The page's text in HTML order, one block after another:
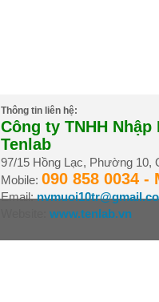
Thông tin liên hệ:
Công ty TNHH
Tenlab
97/15 Hồng Lạc, Phường 10,
Mobile: 090 858 0034 -
Email:
www.tenlab.vn